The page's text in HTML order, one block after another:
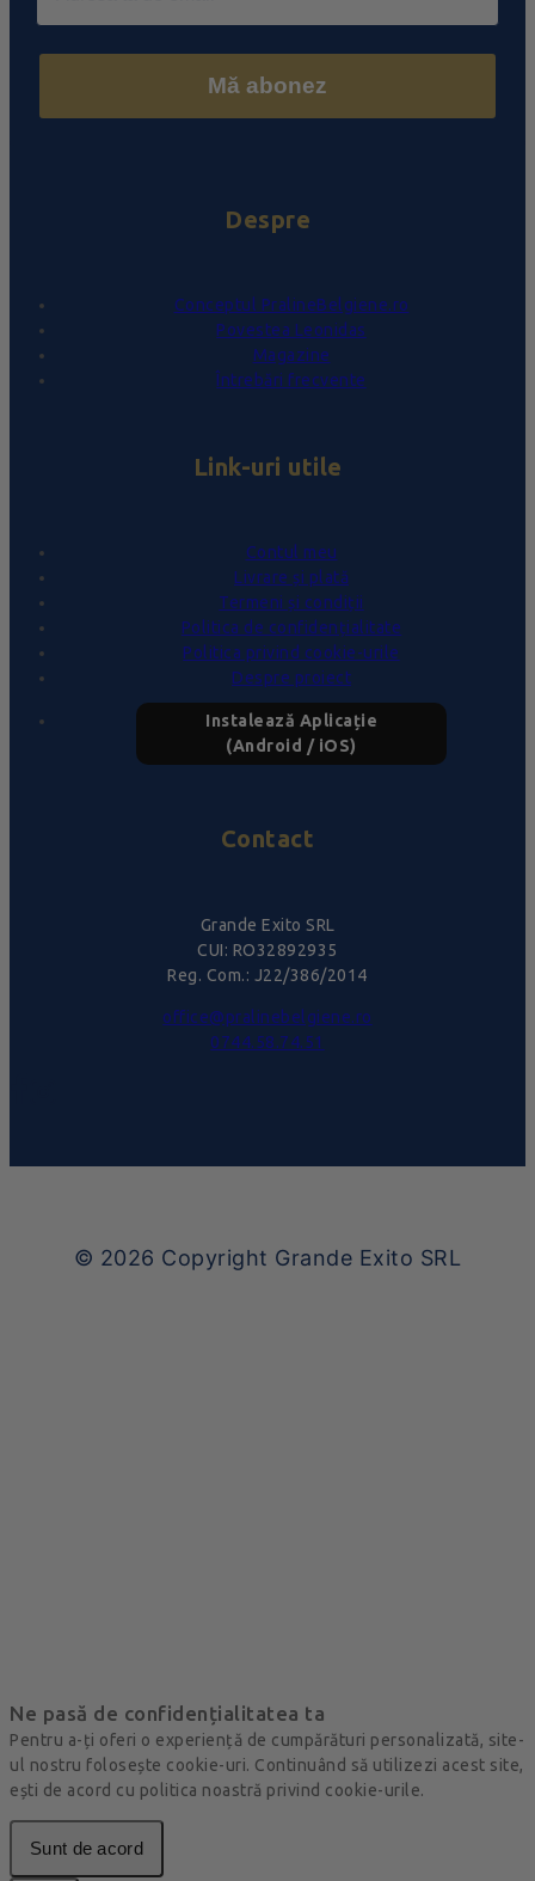
Mă abonez
Despre
Conceptul PralineBelgiene.ro
Povestea Leonidas
Magazine
Întrebări frecvente
Link-uri utile
Contul meu
Livrare și plată
Termeni și condiții
Politica de confidențialitate
Politica privind cookie-urile
Despre proiect
Instalează Aplicație
(Android / iOS)
Contact
Grande Exito SRL
CUI: RO32892935
Reg. Com.: J22/386/2014
office@pralinebelgiene.ro
0744.58.74.51
© 2026 Copyright Grande Exito SRL
Ne pasă de confidențialitatea ta
Pentru a-ți oferi o experiență de cumpărături personalizată, site-
ul nostru folosește cookie-uri. Continuând să utilizezi acest site,
ești de acord cu politica noastră privind cookie-urile.
Sunt de acord